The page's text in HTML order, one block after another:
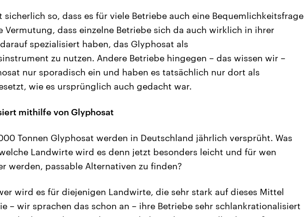
sicherlich so, dass es für viele Betriebe auch eine Bequemlichkeitsfrage
Vermutung, dass einzelne Betriebe sich da auch wirklich in ihrer
spezialisiert haben, das Glyphosat als
zu nutzen. Andere Betriebe hingegen – das wissen wir –
nur sporadisch ein und haben es tatsächlich nur dort als
wie es ursprünglich auch gedacht war.
mithilfe von Glyphosat
Tonnen Glyphosat werden in Deutschland jährlich versprüht. Was
Landwirte wird es denn jetzt besonders leicht und für wen
werden, passable Alternativen zu finden?
wird es für diejenigen Landwirte, die sehr stark auf dieses Mittel
– wir sprachen das schon an – ihre Betriebe sehr schlankrationalisiert